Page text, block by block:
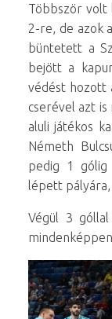
Többször volt
2-re, de azok
büntetett a
bejött a
védést hozott
cserével azt
aluli játékos
Németh
pedig 1 gólig
lépett
Végül 3